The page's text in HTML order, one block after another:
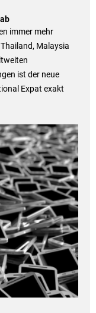
immer mehr
Malaysia
ist der neue
Expat exakt